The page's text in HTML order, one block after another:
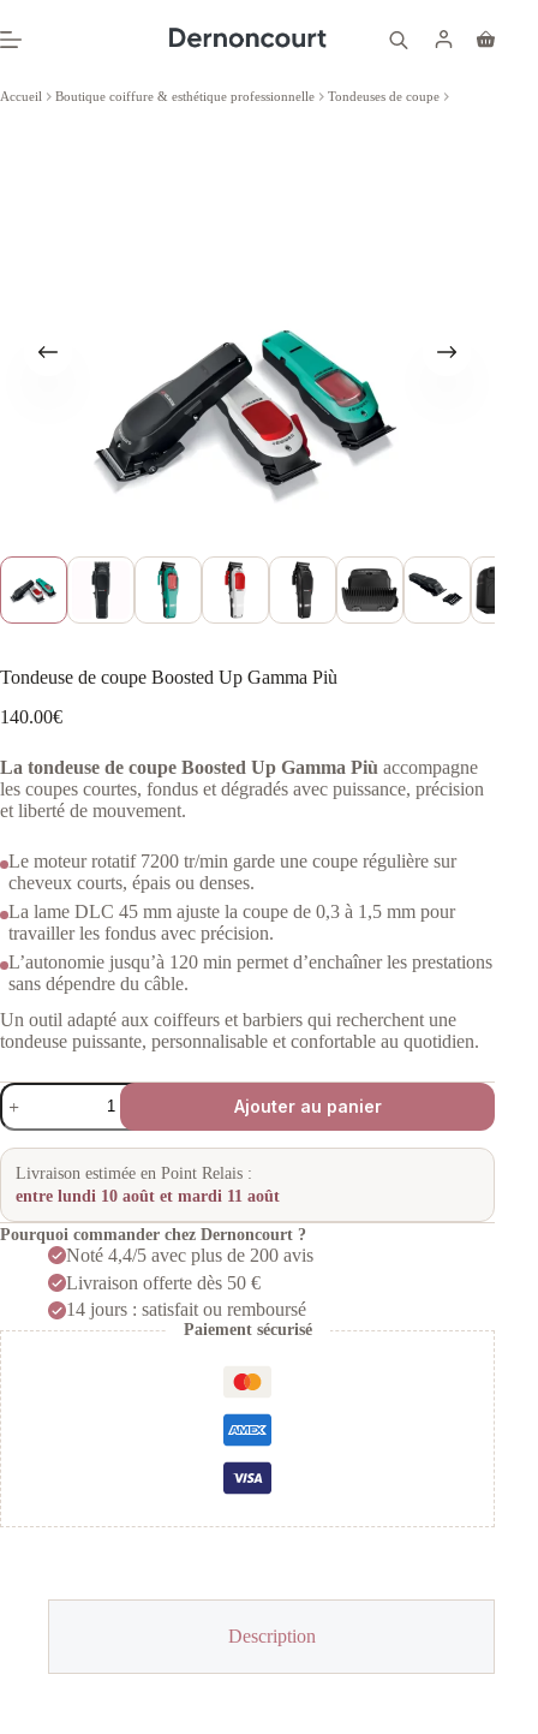
au
contenu
Panier
Accueil Boutique coiffure & esthétique professionnelle Tondeuses de coupe
Tondeuse de coupe Boosted Up Gamma Più
140.00€
La tondeuse de coupe Boosted Up Gamma Più accompagne
les coupes courtes, fondus et dégradés avec puissance, précision
et liberté de mouvement.
Le moteur rotatif 7200 tr/min garde une coupe régulière sur
cheveux courts, épais ou denses.
La lame DLC 45 mm ajuste la coupe de 0,3 à 1,5 mm pour
travailler les fondus avec précision.
L’autonomie jusqu’à 120 min permet d’enchaîner les prestations
sans dépendre du câble.
Un outil adapté aux coiffeurs et barbiers qui recherchent une
tondeuse puissante, personnalisable et confortable au quotidien.
quantité
de
Tondeuse
de
coupe
Boosted
Up
Gamma
Ajouter au panier
Livraison estimée en Point Relais :
entre lundi 10 août et mardi 11 août
Pourquoi commander chez Dernoncourt ?
Noté 4,4/5 avec plus de 200 avis
Livraison offerte dès 50 €
14 jours : satisfait ou remboursé
Paiement sécurisé
Description